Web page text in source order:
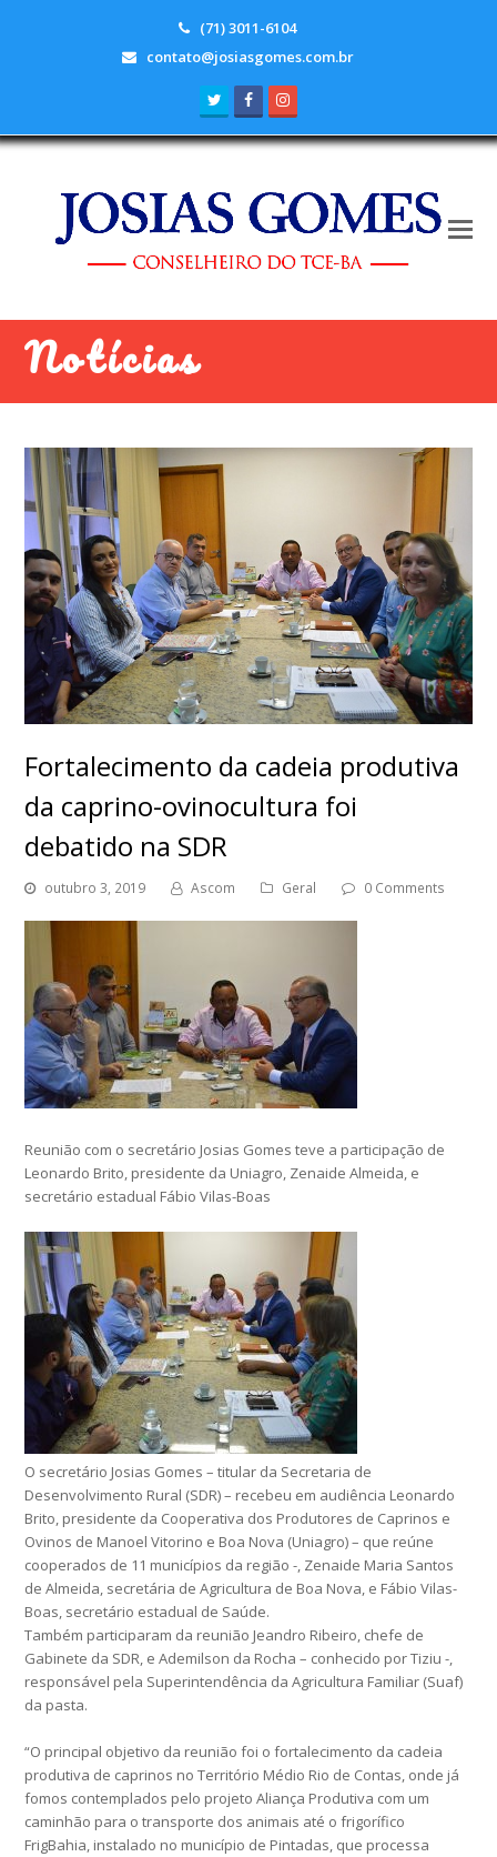
(71) 3011-6104
contato@josiasgomes.com.br
TwitterFacebook
Notícias
Fortalecimento da cadeia produtiva
da caprino-ovinocultura foi
debatido na SDR
outubro 3, 2019 Ascom Geral 0 Comments
Reunião com o secretário Josias Gomes teve a participação de
Leonardo Brito, presidente da Uniagro, Zenaide Almeida, e
secretário estadual Fábio Vilas-Boas
O secretário Josias Gomes – titular da Secretaria de
Desenvolvimento Rural (SDR) – recebeu em audiência Leonardo
Brito, presidente da Cooperativa dos Produtores de Caprinos e
Ovinos de Manoel Vitorino e Boa Nova (Uniagro) – que reúne
cooperados de 11 municípios da região -, Zenaide Maria Santos
de Almeida, secretária de Agricultura de Boa Nova, e Fábio Vilas-
Boas, secretário estadual de Saúde.
Também participaram da reunião Jeandro Ribeiro, chefe de
Gabinete da SDR, e Ademilson da Rocha – conhecido por Tiziu -,
responsável pela Superintendência da Agricultura Familiar (Suaf)
da pasta.
“O principal objetivo da reunião foi o fortalecimento da cadeia
produtiva de caprinos no Território Médio Rio de Contas, onde já
fomos contemplados pelo projeto Aliança Produtiva com um
caminhão para o transporte dos animais até o frigorífico
FrigBahia, instalado no município de Pintadas, que processa